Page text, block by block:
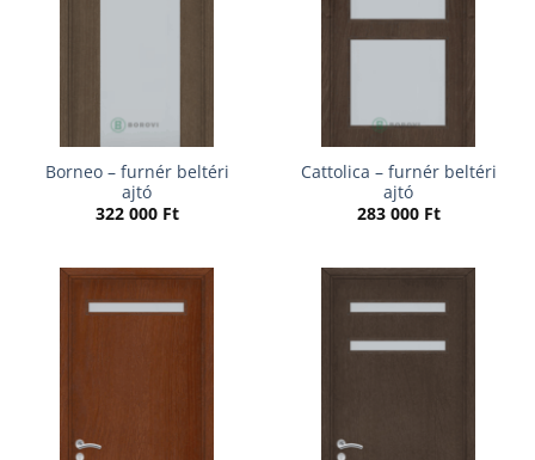
Borneo – furnér beltéri
ajtó
322 000 Ft
Cattolica – furnér beltéri
ajtó
283 000 Ft